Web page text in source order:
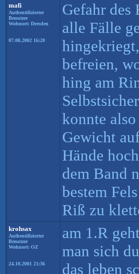
mafi
Authentifizierter
Benutzer
Wohnort: Dresden
07.08.2002 16:20
Gefahr des
alle Fälle
befreien,
hing am
konnte
Gewicht
Hände
dem Band
bestem
Riß zu
krohsax
Authentifizierter
Benutzer
Wohnort: OZ
24.10.2001 21:36
am 1.R
man sich
das leben